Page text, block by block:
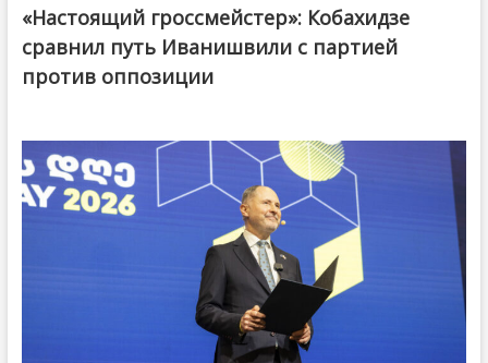
@ქართული ოცნება / Georgian Dream
«Настоящий гроссмейстер»: Кобахидзе
сравнил путь Иванишвили с партией
против оппозиции